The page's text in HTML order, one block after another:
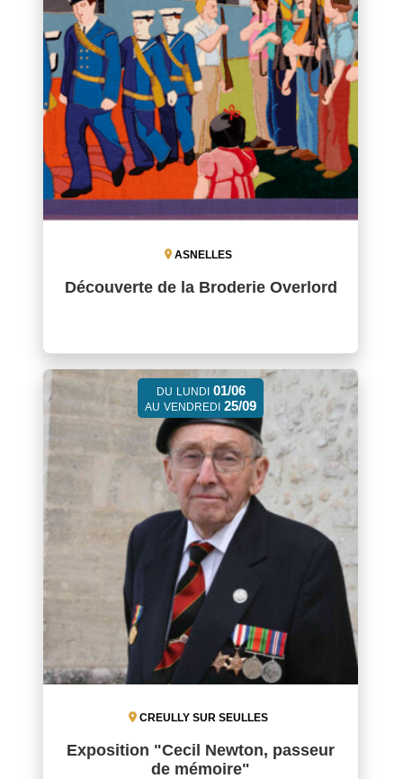
ASNELLES
Découverte de la Broderie Overlord
DU LUNDI 01/06
AU VENDREDI 25/09
CREULLY SUR SEULLES
Exposition "Cecil Newton, passeur
de mémoire"